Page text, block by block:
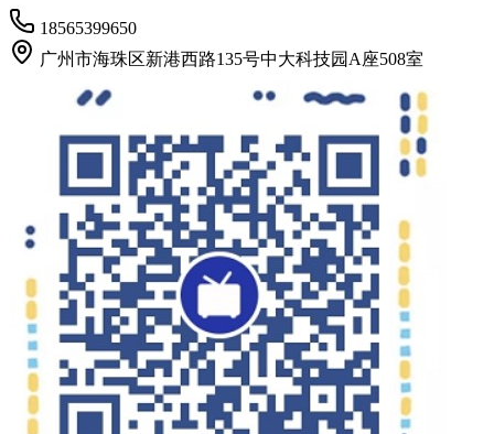
18565399650
广州市海珠区新港西路135号中大科技园A座508室